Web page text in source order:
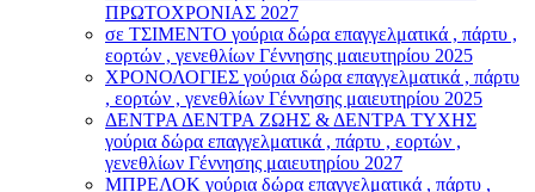
ΠΡΩΤΟΧΡΟΝΙΑΣ 2027
σε ΤΣΙΜΕΝΤΟ γούρια δώρα επαγγελματικά , πάρτυ ,
εορτών , γενεθλίων Γέννησης μαιευτηρίου 2025
ΧΡΟΝΟΛΟΓΙΕΣ γούρια δώρα επαγγελματικά , πάρτυ
, εορτών , γενεθλίων Γέννησης μαιευτηρίου 2025
ΔΕΝΤΡΑ ΔΕΝΤΡΑ ΖΩΗΣ & ΔΕΝΤΡΑ ΤΥΧΗΣ
γούρια δώρα επαγγελματικά , πάρτυ , εορτών ,
γενεθλίων Γέννησης μαιευτηρίου 2027
ΜΠΡΕΛΟΚ γούρια δώρα επαγγελματικά , πάρτυ ,